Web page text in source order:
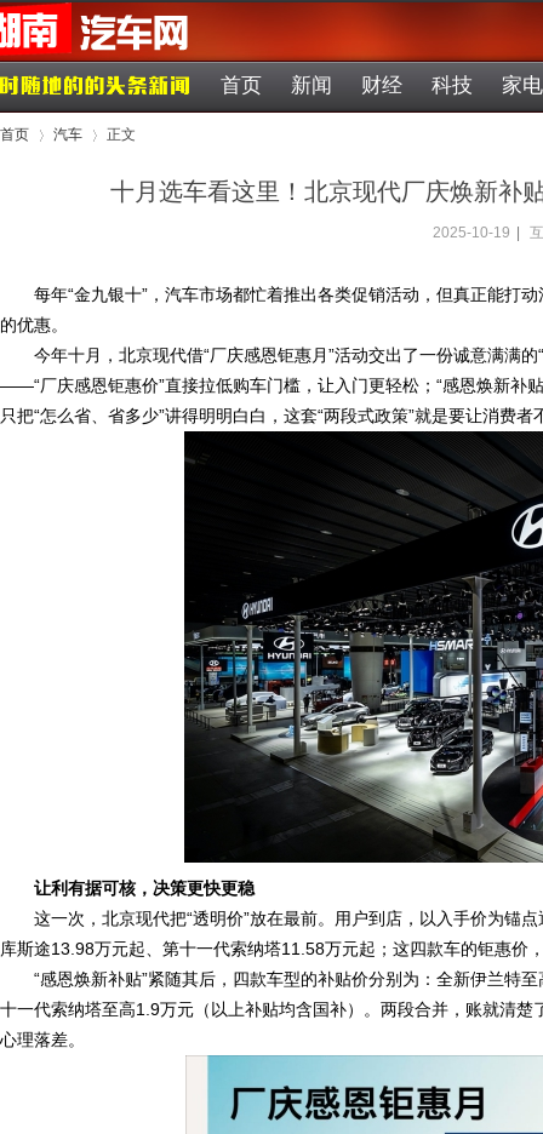
首页 新闻 财经 科技 家电
首页 汽车 正文
十月选车看这里！北京现代厂庆焕新补
2025-10-19
每年“金九银十”，汽车市场都忙着推出各类促销活动，但真正能打
的优惠。
今年十月，北京现代借“厂庆感恩钜惠月”活动交出了一份诚意满满
——“厂庆感恩钜惠价”直接拉低购车门槛，让入门更轻松；“感恩焕新补
只把“怎么省、省多少”讲得明明白白，这套“两段式政策”就是要让消费
让利有据可核，决策更快更稳
这一次，北京现代把“透明价”放在最前。用户到店，以入手价为锚
库斯途13.98万元起、第十一代索纳塔11.58万元起；这四款车的钜惠价
“感恩焕新补贴”紧随其后，四款车型的补贴价分别为：全新伊兰特
十一代索纳塔至高1.9万元（以上补贴均含国补）。两段合并，账就清
心理落差。